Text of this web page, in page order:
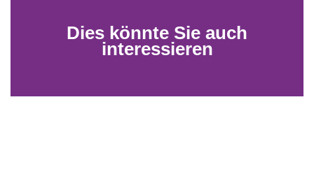
Dies könnte Sie auch
interessieren